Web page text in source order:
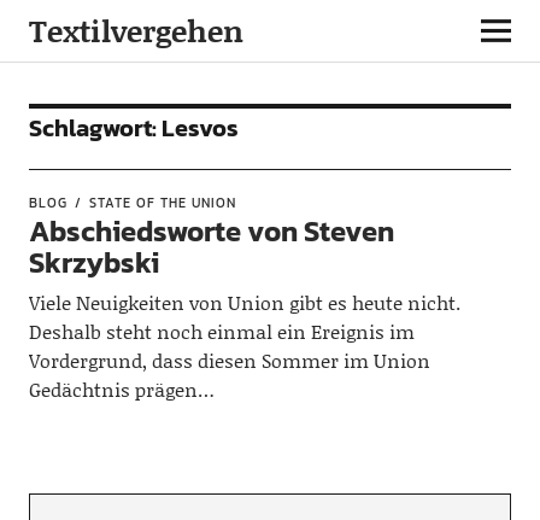
Textilvergehen
Schlagwort:Lesvos
BLOG STATE OF THE UNION
Abschiedsworte von Steven
Skrzybski
Viele Neuigkeiten von Union gibt es heute nicht.
Deshalb steht noch einmal ein Ereignis im
Vordergrund, dass diesen Sommer im Union
Gedächtnis prägen…